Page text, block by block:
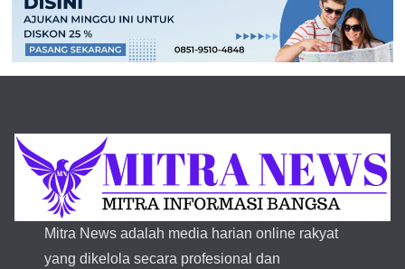
Mitra News adalah media harian online rakyat
yang dikelola secara profesional dan